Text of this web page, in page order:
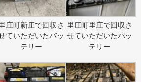
庄町新庄で回収さ
ていただいたバッ
テリー
里庄町里庄で回収さ
せていただいたバッ
テリー